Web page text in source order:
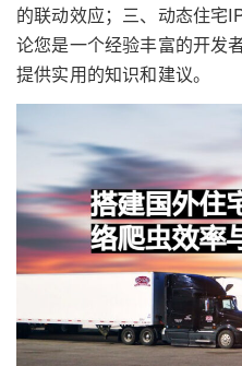
的联动效应；三、动态住宅
论您是一个经验丰富的开发
提供实用的知识和建议。